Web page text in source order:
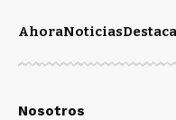
AhoraNoticias
Nosotros